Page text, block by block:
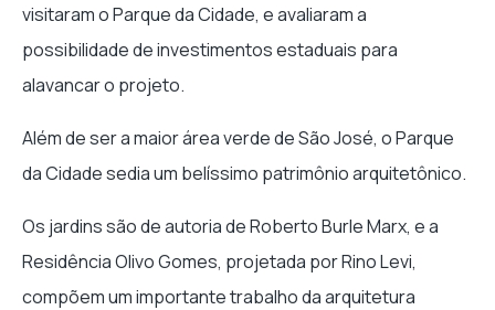
visitaram o Parque da Cidade, e avaliaram a
possibilidade de investimentos estaduais para
alavancar o projeto.
Além de ser a maior área verde de São José, o Parque
da Cidade sedia um belíssimo patrimônio arquitetônico.
Os jardins são de autoria de Roberto Burle Marx, e a
Residência Olivo Gomes, projetada por Rino Levi,
compõem um importante trabalho da arquitetura